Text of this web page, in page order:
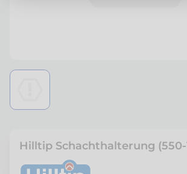
Hilltip Schachthalterung (550-